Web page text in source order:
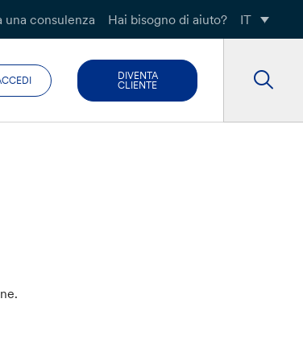
una consulenza Hai bisogno di aiuto? IT
DIVENTA
CLIENTE